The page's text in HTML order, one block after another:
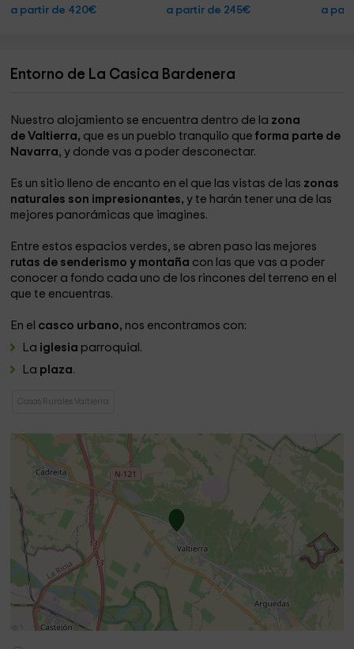
a partir de 420€ a partir de 245€ a
Entorno de La Casica Bardenera
Nuestro alojamiento se encuentra dentro de la zona
de Valtierra, que es un pueblo tranquilo que forma parte de
Navarra, y donde vas a poder desconectar.
Es un sitio lleno de encanto en el que las vistas de las zonas
naturales son impresionantes, y te harán tener una de las
mejores panorámicas que imagines.
Entre estos espacios verdes, se abren paso las mejores
rutas de senderismo y montaña con las que vas a poder
conocer a fondo cada uno de los rincones del terreno en el
que te encuentras.
En el casco urbano, nos encontramos con:
La iglesia parroquial.
La plaza.
Casas Rurales Valtierra